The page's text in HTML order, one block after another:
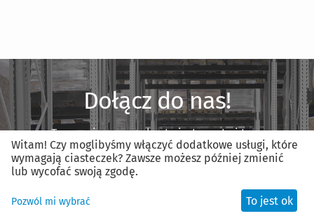
Dołącz do nas!
Tworzenie nowego konta jest proste i trwa
mniej niż minutę.
Zarejestruj nowe konto
Witam! Czy moglibyśmy włączyć dodatkowe usługi, które
wymagają ciasteczek? Zawsze możesz później zmienić
lub wycofać swoją zgodę.
Pozwól mi wybrać To jest ok